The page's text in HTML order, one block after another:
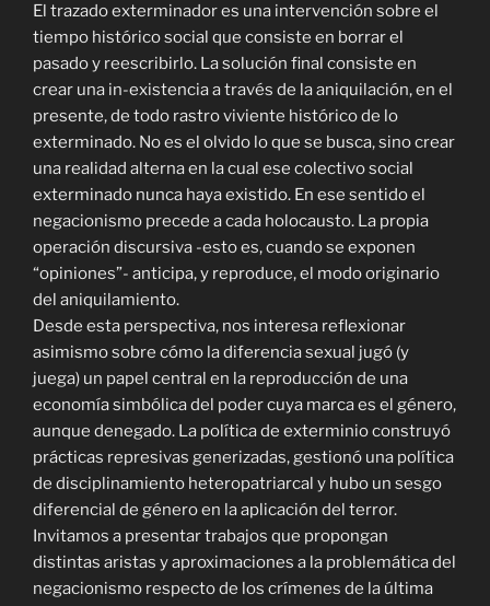
El trazado exterminador es una intervención sobre el
tiempo histórico social que consiste en borrar el
pasado y reescribirlo. La solución final consiste en
crear una in-existencia a través de la aniquilación, en el
presente, de todo rastro viviente histórico de lo
exterminado. No es el olvido lo que se busca, sino crear
una realidad alterna en la cual ese colectivo social
exterminado nunca haya existido. En ese sentido el
negacionismo precede a cada holocausto. La propia
operación discursiva -esto es, cuando se exponen
“opiniones”- anticipa, y reproduce, el modo originario
del aniquilamiento.
Desde esta perspectiva, nos interesa reflexionar
asimismo sobre cómo la diferencia sexual jugó (y
juega) un papel central en la reproducción de una
economía simbólica del poder cuya marca es el género,
aunque denegado. La política de exterminio construyó
prácticas represivas generizadas, gestionó una política
de disciplinamiento heteropatriarcal y hubo un sesgo
diferencial de género en la aplicación del terror.
Invitamos a presentar trabajos que propongan
distintas aristas y aproximaciones a la problemática del
negacionismo respecto de los crímenes de la última